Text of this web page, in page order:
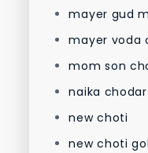
mayer gud
mayer voda
mom son
naika
new choti
new choti